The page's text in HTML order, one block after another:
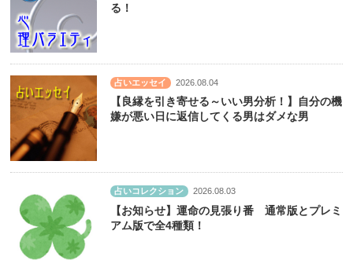
る！
占いエッセイ 2026.08.04
【良縁を引き寄せる～いい男分析！】自分の機
嫌が悪い日に返信してくる男はダメな男
占いコレクション 2026.08.03
【お知らせ】運命の見張り番 通常版とプレミ
アム版で全4種類！